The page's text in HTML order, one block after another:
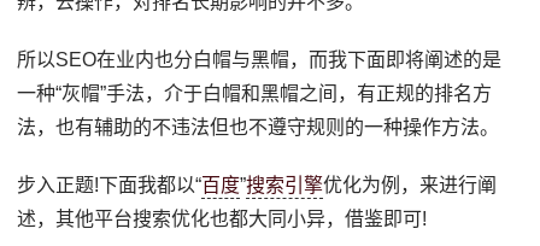
所以SEO在业内也分白帽与黑帽，而我下面即将阐述的是
一种“灰帽”手法，介于白帽和黑帽之间，有正规的排名方
法，也有辅助的不违法但也不遵守规则的一种操作方法。
步入正题!下面我都以“百度”搜索引擎优化为例，来进行阐
述，其他平台搜索优化也都大同小异，借鉴即可!